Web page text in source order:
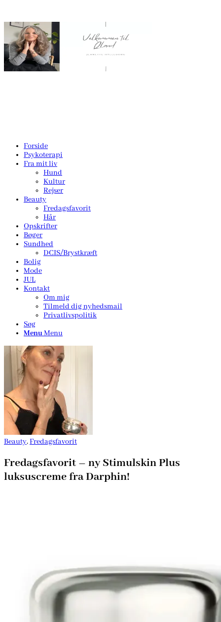
Forside
Psykoterapi
Fra mit liv
Hund
Kultur
Rejser
Beauty
Fredagsfavorit
Hår
Opskrifter
Bøger
Sundhed
DCIS/Brystkræft
Bolig
Mode
JUL
Kontakt
Om mig
Tilmeld dig nyhedsmail
Privatlivspolitik
Søg
MenuMenu
Beauty,Fredagsfavorit
Fredagsfavorit – ny Stimulskin Plus
luksuscreme fra Darphin!